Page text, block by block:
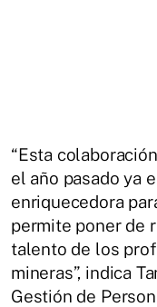
“Esta
el año pasado ya
enriquecedora
permite poner de
talento de los
mineras”, indica
Gestión de